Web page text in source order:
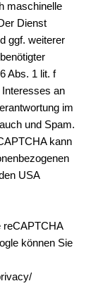
maschinelle
Dienst
ggf. weiterer
Abs. 1 lit. f
an
im
und Spam.
kann
USA
reCAPTCHA
können Sie